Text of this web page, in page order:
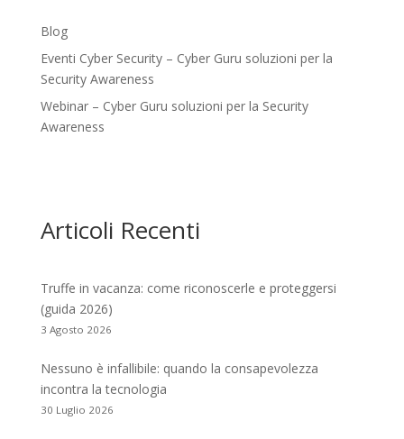
Blog
Eventi Cyber Security – Cyber Guru soluzioni per la
Security Awareness
Webinar – Cyber Guru soluzioni per la Security
Awareness
Articoli Recenti
Truffe in vacanza: come riconoscerle e proteggersi
(guida 2026)
3 Agosto 2026
Nessuno è infallibile: quando la consapevolezza
incontra la tecnologia
30 Luglio 2026